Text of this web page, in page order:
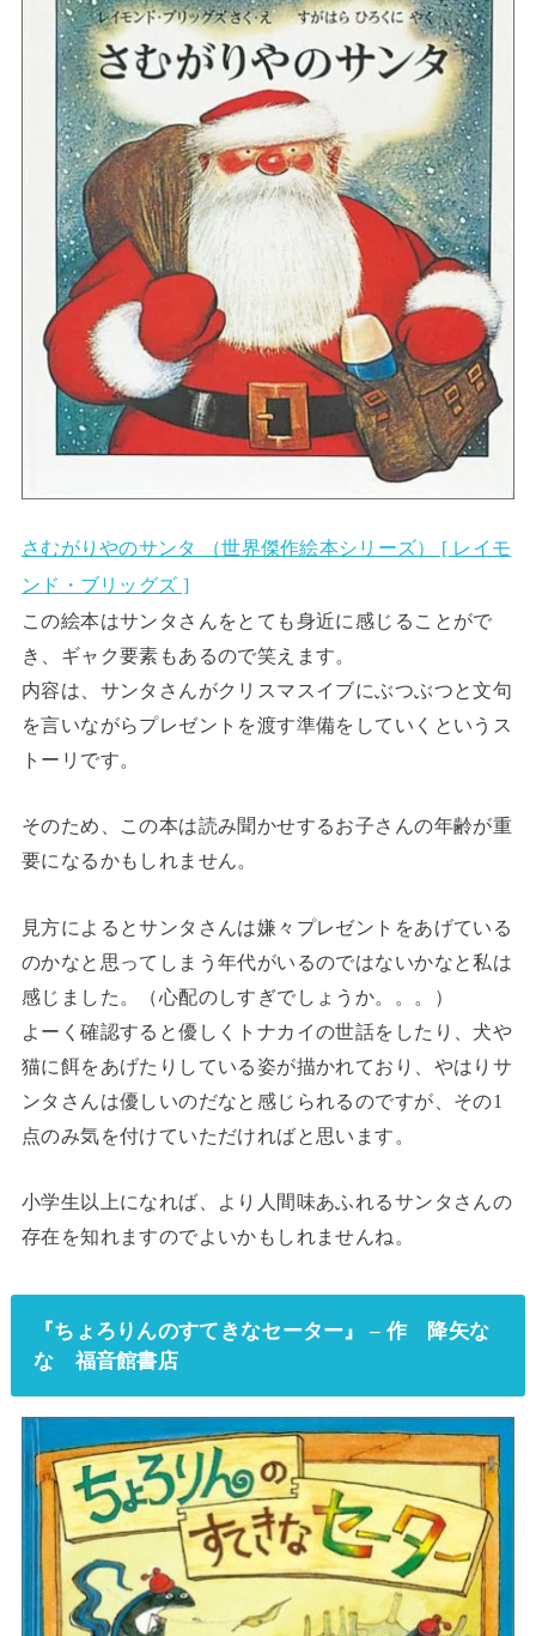
さむがりやのサンタ （世界傑作絵本シリーズ） [ レイモ
ンド・ブリッグズ ]
この絵本はサンタさんをとても身近に感じることがで
き、ギャク要素もあるので笑えます。
内容は、サンタさんがクリスマスイブにぶつぶつと文句
を言いながらプレゼントを渡す準備をしていくというス
トーリです。
そのため、この本は読み聞かせするお子さんの年齢が重
要になるかもしれません。
見方によるとサンタさんは嫌々プレゼントをあげている
のかなと思ってしまう年代がいるのではないかなと私は
感じました。（心配のしすぎでしょうか。。。）
よーく確認すると優しくトナカイの世話をしたり、犬や
猫に餌をあげたりしている姿が描かれており、やはりサ
ンタさんは優しいのだなと感じられるのですが、その1
点のみ気を付けていただければと思います。
小学生以上になれば、より人間味あふれるサンタさんの
存在を知れますのでよいかもしれませんね。
『ちょろりんのすてきなセーター』 – 作 降矢な
な 福音館書店